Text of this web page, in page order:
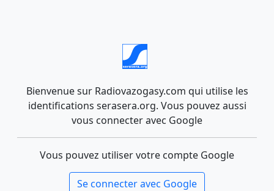
Bienvenue sur Radiovazogasy.com qui utilise les
identifications serasera.org. Vous pouvez aussi
vous connecter avec Google
Vous pouvez utiliser votre compte Google
Se connecter avec Google